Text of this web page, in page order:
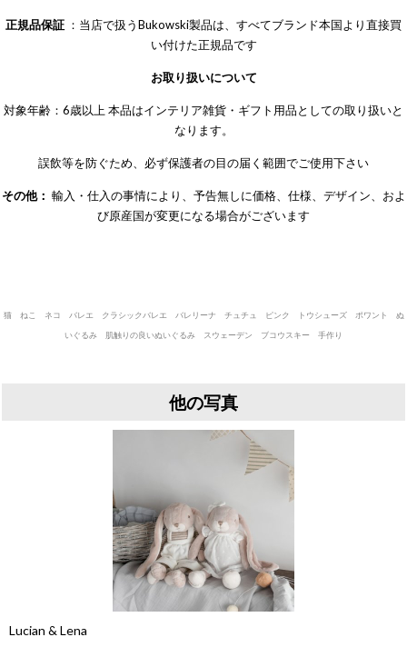
正規品保証 ：当店で扱うBukowski製品は、すべてブランド本国より直接買
い付けた正規品です
お取り扱いについて
対象年齢：6歳以上 本品はインテリア雑貨・ギフト用品としての取り扱いと
なります。
誤飲等を防ぐため、必ず保護者の目の届く範囲でご使用下さい
その他： 輸入・仕入の事情により、予告無しに価格、仕様、デザイン、およ
び原産国が変更になる場合がございます
猫 ねこ ネコ バレエ クラシックバレエ バレリーナ チュチュ ピンク トウシューズ ポワント ぬ
いぐるみ 肌触りの良いぬいぐるみ スウェーデン ブコウスキー 手作り
他の写真
Lucian & Lena